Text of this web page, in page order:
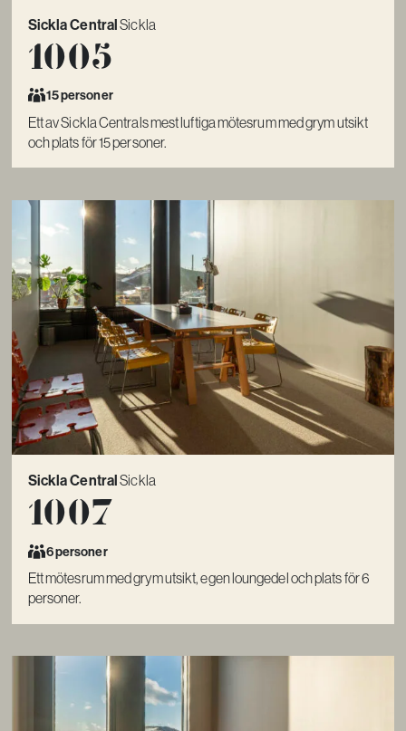
Sickla CentralSickla
1005
15 personer
Ett av Sickla Centrals mest luftiga mötesrum med grym utsikt
och plats för 15 personer.
Sickla CentralSickla
1007
6 personer
Ett mötesrum med grym utsikt, egen loungedel och plats för 6
personer.